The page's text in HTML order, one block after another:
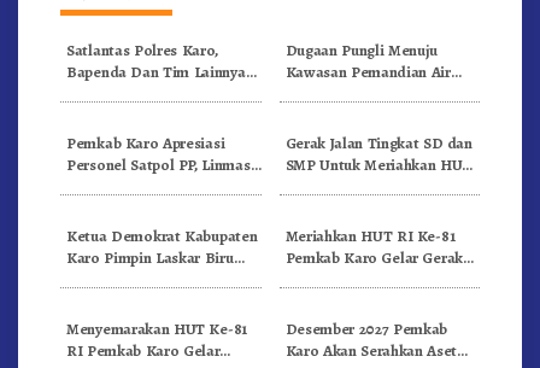
Satlantas Polres Karo,
Bapenda Dan Tim Lainnya
Dugaan Pungli Menuju
Kawasan Pemandian Air
Pemkab Karo Apresiasi
Personel Satpol PP, Linmas,
Gerak Jalan Tingkat SD dan
SMP Untuk Meriahkan HUT
Ketua Demokrat Kabupaten
Karo Pimpin Laskar Biru
Meriahkan HUT RI Ke-81
Pemkab Karo Gelar Gerak
Menyemarakan HUT Ke-81
RI Pemkab Karo Gelar
Desember 2027 Pemkab
Karo Akan Serahkan Aset